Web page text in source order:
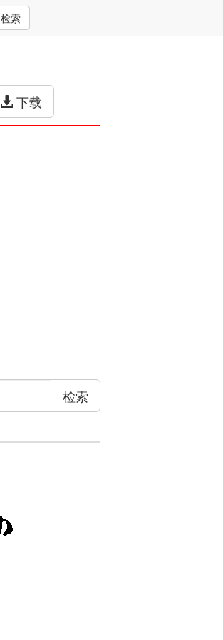
检索
下载
检索